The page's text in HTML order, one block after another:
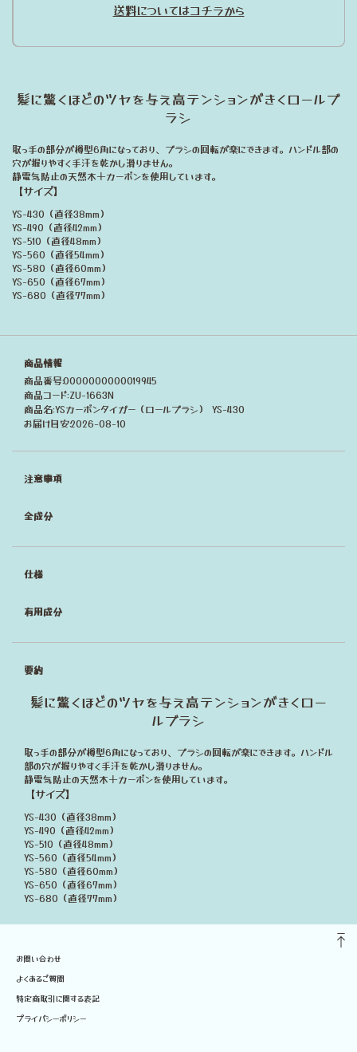
送料についてはコチラから
髪に驚くほどのツヤを与え高テンションがきくロールブ
ラシ
取っ手の部分が樽型6角になっており、ブラシの回転が楽にできます。ハンドル部の
穴が握りやすく手汗を乾かし滑りません。
静電気防止の天然木＋カーボンを使用しています。
【サイズ】
YS-430（直径38mm）
YS-490（直径42mm）
YS-510（直径48mm）
YS-560（直径54mm）
YS-580（直径60mm）
YS-650（直径67mm）
YS-680（直径77mm）
商品情報
商品番号:0000000000019945
商品コード:ZU-1663N
商品名:YSカーボンタイガー（ロールブラシ） YS-430
お届け目安:2026-08-10
注意事項
全成分
仕様
有用成分
要約
髪に驚くほどのツヤを与え高テンションがきくロー
ルブラシ
取っ手の部分が樽型6角になっており、ブラシの回転が楽にできます。ハンドル
部の穴が握りやすく手汗を乾かし滑りません。
静電気防止の天然木＋カーボンを使用しています。
【サイズ】
YS-430（直径38mm）
YS-490（直径42mm）
YS-510（直径48mm）
YS-560（直径54mm）
YS-580（直径60mm）
YS-650（直径67mm）
YS-680（直径77mm）
お問い合わせ
よくあるご質問
特定商取引に関する表記
プライバシーポリシー